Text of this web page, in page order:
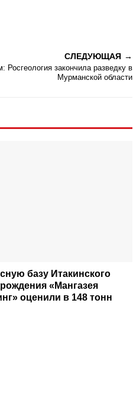
СЛЕДУЮЩАЯ
Росгеология закончила разведку в
Мурманской области
базу Итакинского
«Мангазея
оценили в 148 тонн